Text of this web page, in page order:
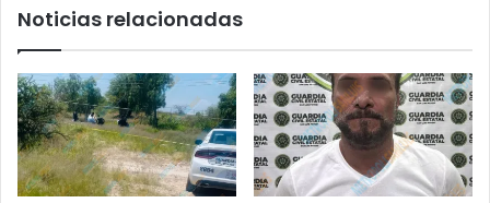
Noticias relacionadas